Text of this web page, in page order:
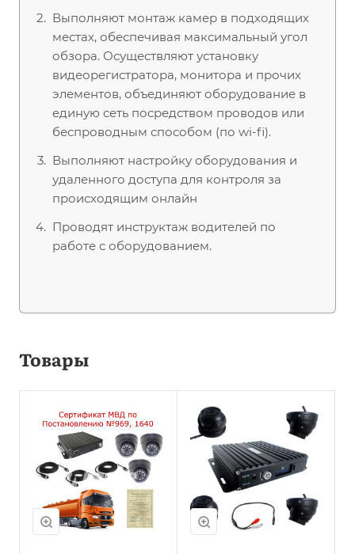
Выполняют монтаж камер в подходящих
местах, обеспечивая максимальный угол
обзора. Осуществляют установку
видеорегистратора, монитора и прочих
элементов, объединяют оборудование в
единую сеть посредством проводов или
беспроводным способом (по wi-fi).
Выполняют настройку оборудования и
удаленного доступа для контроля за
происходящим онлайн
Проводят инструктаж водителей по
работе с оборудованием.
Товары